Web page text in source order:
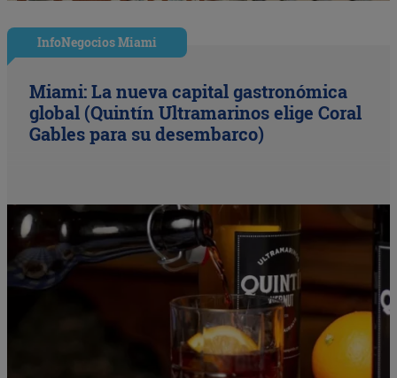
InfoNegocios Miami
Miami: La nueva capital gastronómica
global (Quintín Ultramarinos elige Coral
Gables para su desembarco)